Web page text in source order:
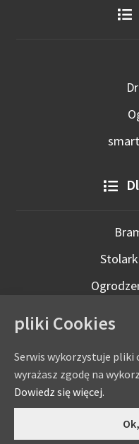
Szukaj:
Szukaj
eADAMS-
pliki Cookies
Serwis wykorzystuje pliki
wyrażasz zgodę na
Dowiedz się więcej.